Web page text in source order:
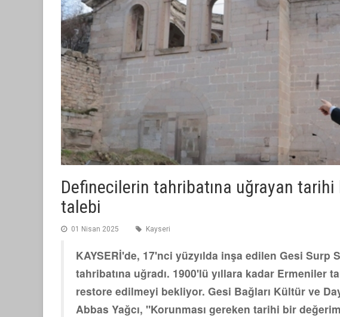
Definecilerin tahribatına uğrayan
talebi
01 Nisan 2025 Kayseri
KAYSERİ'de, 17'nci yüzyılda inşa edilen Gesi
tahribatına uğradı. 1900'lü yıllara kadar Ermeniler
restore edilmeyi bekliyor. Gesi Bağları Kültür ve
Abbas Yağcı, "Korunması gereken tarihi bir